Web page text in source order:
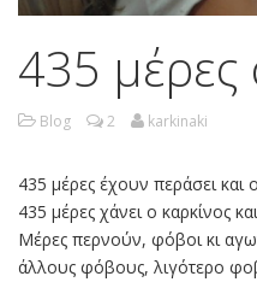
435
Blog 2 karkinaki
435 μέρες έχουν περάσει και
435 μέρες χάνει ο καρκίνος
Μέρες περνούν, φόβοι κι
άλλους φόβους, λιγότερο